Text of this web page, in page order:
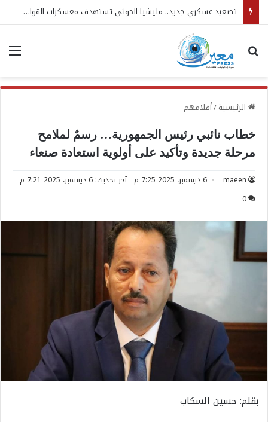
تصعيد عسكري جديد.. مليشيا الحوثي تستهدف معسكرات القوات المسلحة
بحث عن
الرئيسية/أقلامهم
خطاب نائبي رئيس الجمهورية… رسمٌ لملامح
مرحلة جديدة وتأكيد على أولوية استعادة صنعاء
maeen 6 ديسمبر، 2025 7:25 م
آخر تحديث: 6 ديسمبر، 2025 7:21 م
0
بقلم: حسين السكاب